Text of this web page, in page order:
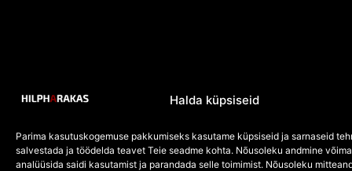
Halda küpsiseid
Parima kasutuskogemuse pakkumiseks kasutame küpsiseid ja sarnaseid
salvestada ja töödelda teavet Teie seadme kohta. Nõusoleku andmine
analüüsida saidi kasutamist ja parandada selle toimimist. Nõusoleku